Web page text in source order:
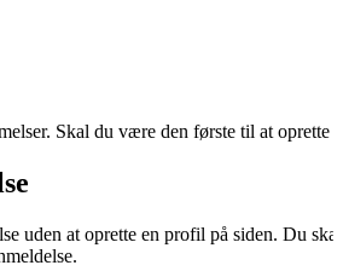
Skal du være den første til at oprette
uden at oprette en profil på siden. Du